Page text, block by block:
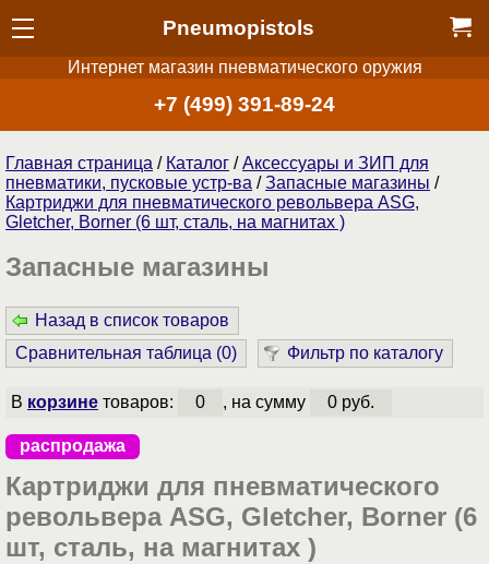
Pneumopistols
Интернет магазин пневматического оружия
+7 (499) 391-89-24
Главная страница / Каталог /Аксессуары и ЗИП для
пневматики, пусковые устр-ва /Запасные магазины /
Картриджи для пневматического револьвера ASG,
Gletcher, Borner (6 шт, сталь, на магнитах )
Запасные магазины
Назад в список товаров
Сравнительная таблица (0) Фильтр по каталогу
В корзинетоваров: 0 , на сумму 0 руб.
распродажа
Картриджи для пневматического
револьвера ASG, Gletcher, Borner (6
шт, сталь, на магнитах )